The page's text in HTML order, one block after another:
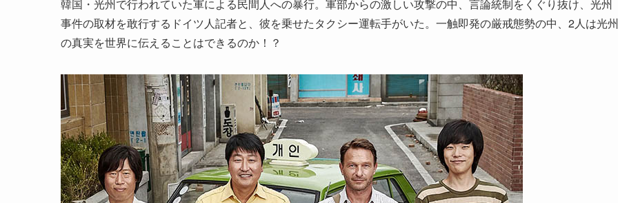
韓国・光州で行われていた軍による民間人への暴行。軍部からの激しい攻撃の中、言論統制をくぐり抜け、光州
事件の取材を敢行するドイツ人記者と、彼を乗せたタクシー運転手がいた。一触即発の厳戒態勢の中、2人は光州
の真実を世界に伝えることはできるのか！？